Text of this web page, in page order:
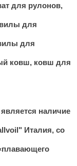
для рулонов,
вилы для
для
ковш, ковш для
наличие
Италия, со